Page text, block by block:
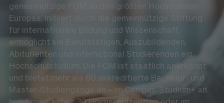
gemeinnützige FOM zu den größten Hochschulen
Europas. Initiiert durch die gemeinnützige Stiftung
für internationale Bildung und Wissenschaft
ermöglicht sie Berufstätigen, Auszubildenden,
Abiturienten und international Studierenden ein
Hochschulstudium. Die FOM ist staatlich anerkannt
und bietet mehr als 60 akkreditierte Bachelor- und
Master-Studiengänge an – im Campus-Studium+ an